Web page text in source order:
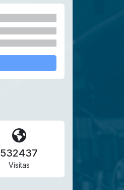
532437
Visitas